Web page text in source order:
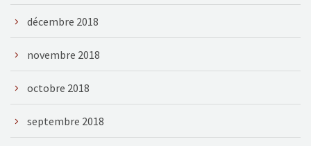
décembre 2018
novembre 2018
octobre 2018
septembre 2018